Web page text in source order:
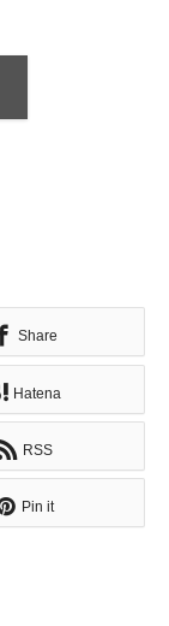
Share
Hatena
RSS
Pin it